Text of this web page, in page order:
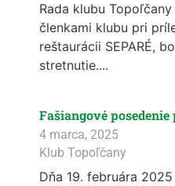
Rada klubu
členkami klubu pri
reštaurácii SEPARÉ,
stretnutie....
Fašiangové
4 marca, 2025
Klub Topoľčany
Dňa 19. februára